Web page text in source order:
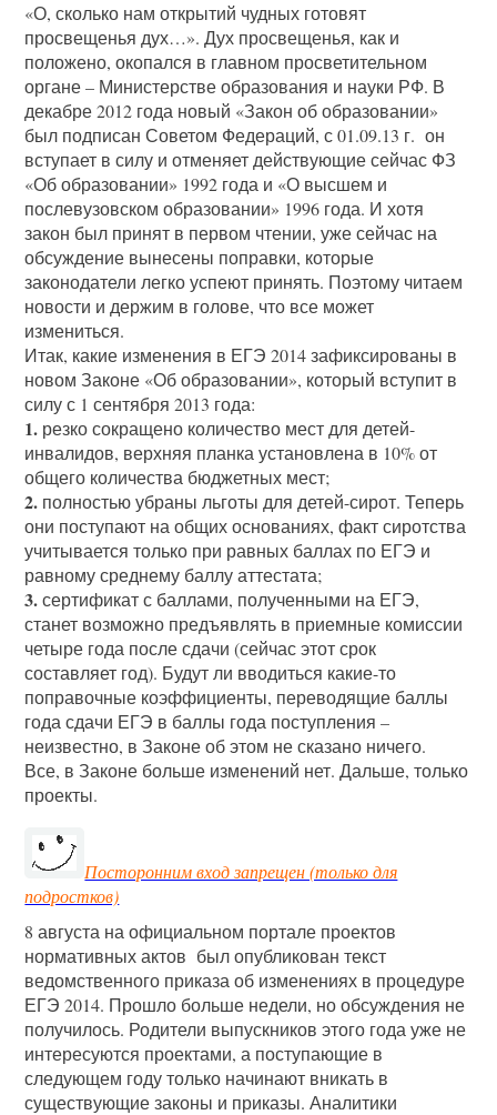
«О, сколько нам открытий чудных готовят
просвещенья дух…». Дух просвещенья, как и
положено, окопался в главном просветительном
органе – Министерстве образования и науки РФ. В
декабре 2012 года новый «Закон об образовании»
был подписан Советом Федераций, с 01.09.13 г. он
вступает в силу и отменяет действующие сейчас ФЗ
«Об образовании» 1992 года и «О высшем и
послевузовском образовании» 1996 года. И хотя
закон был принят в первом чтении, уже сейчас на
обсуждение вынесены поправки, которые
законодатели легко успеют принять. Поэтому читаем
новости и держим в голове, что все может
измениться.
Итак, какие изменения в ЕГЭ 2014 зафиксированы в
новом Законе «Об образовании», который вступит в
силу с 1 сентября 2013 года:
1. резко сокращено количество мест для детей-
инвалидов, верхняя планка установлена в 10% от
общего количества бюджетных мест;
2. полностью убраны льготы для детей-сирот. Теперь
они поступают на общих основаниях, факт сиротства
учитывается только при равных баллах по ЕГЭ и
равному среднему баллу аттестата;
3.сертификат с баллами, полученными на ЕГЭ,
станет возможно предъявлять в приемные комиссии
четыре года после сдачи (сейчас этот срок
составляет год). Будут ли вводиться какие-то
поправочные коэффициенты, переводящие баллы
года сдачи ЕГЭ в баллы года поступления –
неизвестно, в Законе об этом не сказано ничего.
Все, в Законе больше изменений нет. Дальше, только
проекты.
Посторонним вход запрещен (только для
подростков)
8 августа на официальном портале проектов
нормативных актов был опубликован текст
ведомственного приказа об изменениях в процедуре
ЕГЭ 2014. Прошло больше недели, но обсуждения не
получилось. Родители выпускников этого года уже не
интересуются проектами, а поступающие в
следующем году только начинают вникать в
существующие законы и приказы. Аналитики